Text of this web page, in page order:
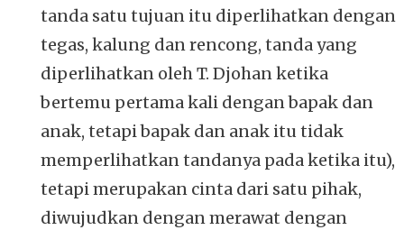
tanda satu tujuan itu diperlihatkan dengan
tegas, kalung dan rencong, tanda yang
diperlihatkan oleh T. Djohan ketika
bertemu pertama kali dengan bapak dan
anak, tetapi bapak dan anak itu tidak
memperlihatkan tandanya pada ketika itu),
tetapi merupakan cinta dari satu pihak,
diwujudkan dengan merawat dengan